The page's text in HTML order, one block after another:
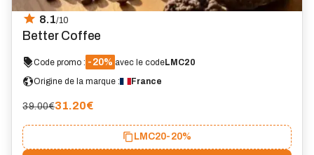
8.1/10
Better Coffee
Code promo : -20% avec le codeLMC20
Origine de la marque :
France
39.00€31.20€
LMC20-20%